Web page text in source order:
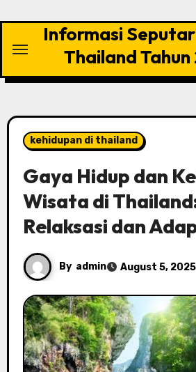
content
Informasi
Thailand
kehidupan di thailand
Gaya Hidup dan
Wisata di
Relaksasi dan
By admin August 5, 2025